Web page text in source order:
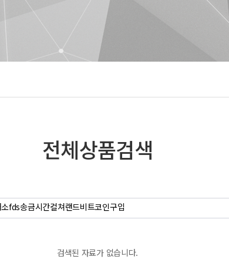
전체상품검색
검색된 자료가 없습니다.